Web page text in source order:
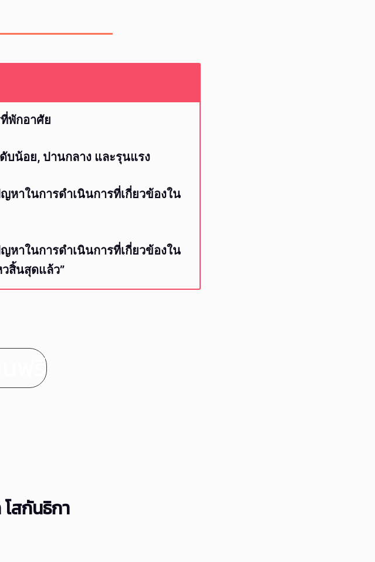
พักอาศัย
บน้อย, ปานกลาง และรุนแรง
หาในการดำเนินการที่เกี่ยวข้องใน
หาในการดำเนินการที่เกี่ยวข้องใน
สิ้นสุดแล้ว”
ฟรี
สกันธิกา